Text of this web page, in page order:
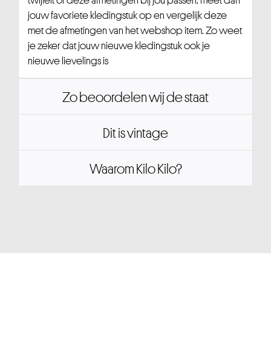
jouw favoriete kledingstuk op en vergelijk deze
met de afmetingen van het webshop item. Zo weet
je zeker dat jouw nieuwe kledingstuk ook je
nieuwe lievelings is
Zo beoordelen wij de staat
Dit is vintage
Waarom Kilo Kilo?